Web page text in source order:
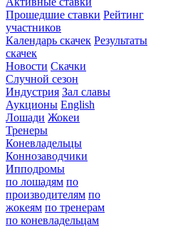
Прошедшие ставки Рейтинг
участников
Календарь скачек Результаты
скачек
Новости Скачки
Случной сезон
Индустрия Зал славы
Аукционы English
Лошади Жокеи
Тренеры
Коневладельцы
Коннозаводчики
Ипподромы
по лошадям по
производителям по
жокеям по тренерам
по коневладельцам